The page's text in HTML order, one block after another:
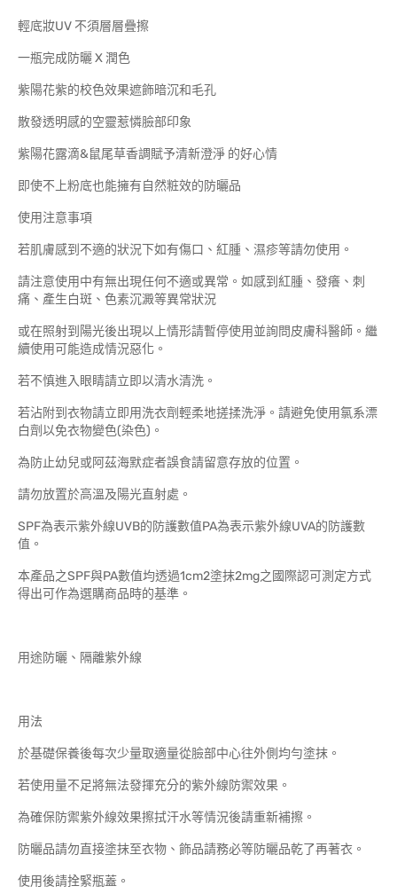
輕底妝UV 不須層層疊擦
一瓶完成防曬 X 潤色
紫陽花紫的校色效果遮飾暗沉和毛孔
散發透明感的空靈惹憐臉部印象
紫陽花露滴&鼠尾草香調賦予清新澄淨 的好心情
即使不上粉底也能擁有自然粧效的防曬品
使用注意事項
若肌膚感到不適的狀況下如有傷口、紅腫、濕疹等請勿使用。
請注意使用中有無出現任何不適或異常。如感到紅腫、發癢、刺
痛、產生白斑、色素沉澱等異常狀況
或在照射到陽光後出現以上情形請暫停使用並詢問皮膚科醫師。繼
續使用可能造成情況惡化。
若不慎進入眼睛請立即以清水清洗。
若沾附到衣物請立即用洗衣劑輕柔地搓揉洗淨。請避免使用氯系漂
白劑以免衣物變色(染色)。
為防止幼兒或阿茲海默症者誤食請留意存放的位置。
請勿放置於高溫及陽光直射處。
SPF為表示紫外線UVB的防護數值PA為表示紫外線UVA的防護數
值。
本產品之SPF與PA數值均透過1cm2塗抹2mg之國際認可測定方式
得出可作為選購商品時的基準。
用途防曬、隔離紫外線
用法
於基礎保養後每次少量取適量從臉部中心往外側均勻塗抹。
若使用量不足將無法發揮充分的紫外線防禦效果。
為確保防禦紫外線效果擦拭汗水等情況後請重新補擦。
防曬品請勿直接塗抹至衣物、飾品請務必等防曬品乾了再著衣。
使用後請拴緊瓶蓋。